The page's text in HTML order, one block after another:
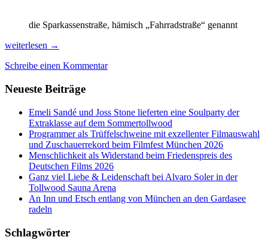
die Sparkassenstraße, hämisch „Fahrradstraße“ genannt
Der
von
statt
München
weiterlesen →
Schreibe einen Kommentar
Neueste Beiträge
Emeli Sandé und Joss Stone lieferten eine Soulparty der
Extraklasse auf dem Sommertollwood
Programmer als Trüffelschweine mit exzellenter Filmauswahl
und Zuschauerrekord beim Filmfest München 2026
Menschlichkeit als Widerstand beim Friedenspreis des
Deutschen Films 2026
Ganz viel Liebe & Leidenschaft bei Alvaro Soler in der
Tollwood Sauna Arena
An Inn und Etsch entlang von München an den Gardasee
radeln
Schlagwörter